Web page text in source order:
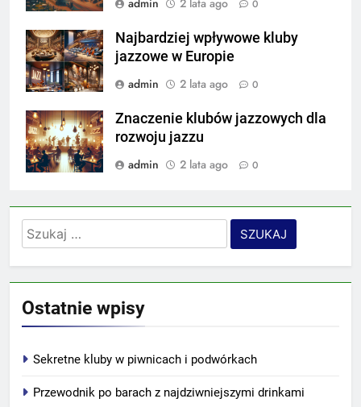
0
Najbardziej wpływowe kluby
jazzowe w Europie
admin
2 lata ago 0
Znaczenie klubów jazzowych dla
rozwoju jazzu
admin
2 lata ago 0
Szukaj:
Ostatnie wpisy
Sekretne kluby w piwnicach i podwórkach
Przewodnik po barach z najdziwniejszymi drinkami